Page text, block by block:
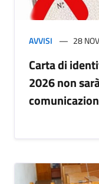
AVVISI 28
Carta di
2026 non